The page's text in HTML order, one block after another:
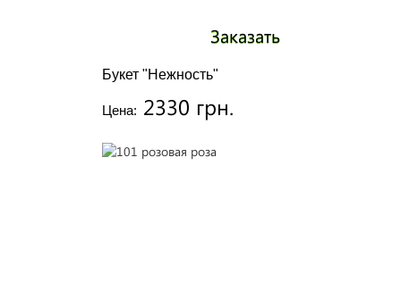
Букет "Нежность"
Цена: 2330 грн.
Заказать